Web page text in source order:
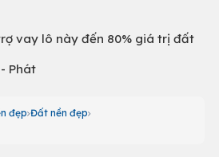
vay lô này đến 80% giá trị đất
- Phát
đẹp Đất nền đẹp